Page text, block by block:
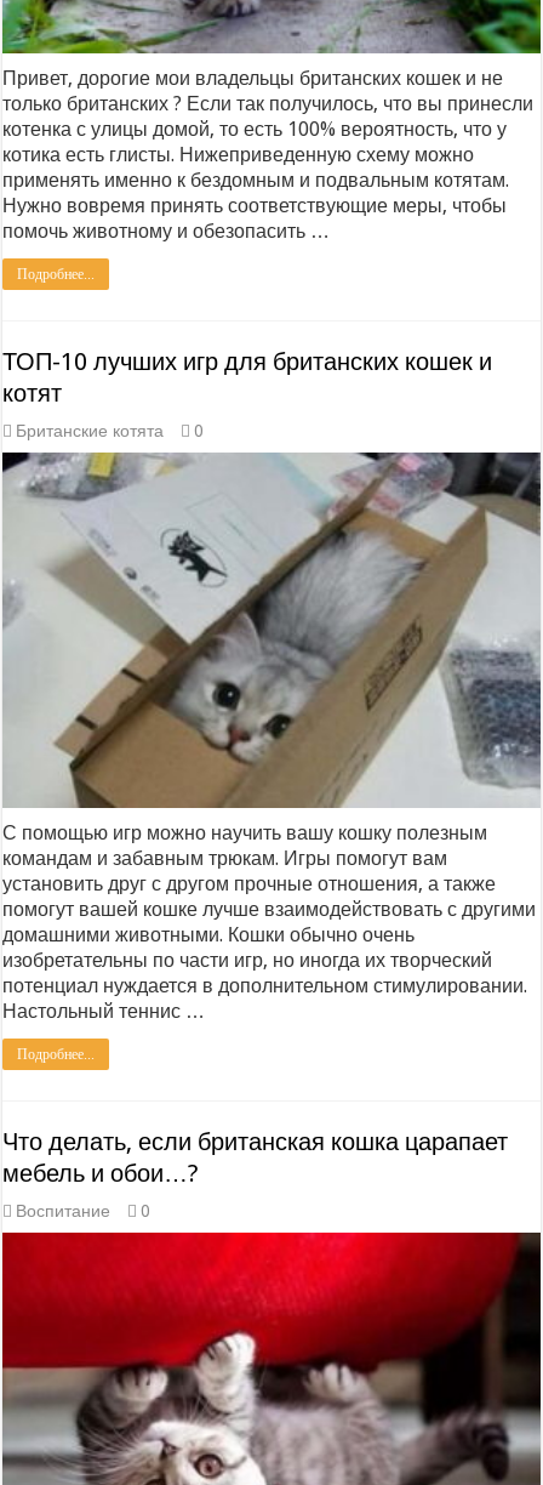
Привет, дорогие мои владельцы британских кошек и не
только британских ? Если так получилось, что вы принесли
котенка с улицы домой, то есть 100% вероятность, что у
котика есть глисты. Нижеприведенную схему можно
применять именно к бездомным и подвальным котятам.
Нужно вовремя принять соответствующие меры, чтобы
помочь животному и обезопасить …
Подробнее...
ТОП-10 лучших игр для британских кошек и
котят
Британские котята 0
С помощью игр можно научить вашу кошку полезным
командам и забавным трюкам. Игры помогут вам
установить друг с другом прочные отношения, а также
помогут вашей кошке лучше взаимодействовать с другими
домашними животными. Кошки обычно очень
изобретательны по части игр, но иногда их творческий
потенциал нуждается в дополнительном стимулировании.
Настольный теннис …
Подробнее...
Что делать, если британская кошка царапает
мебель и обои…?
Воспитание 0